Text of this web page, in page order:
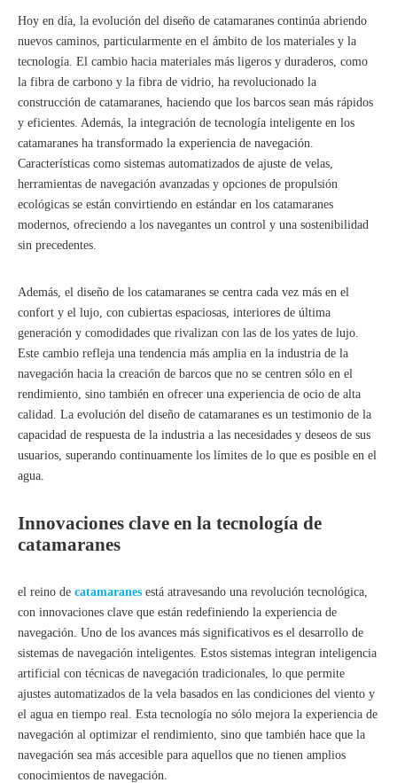
Hoy en día, la evolución del diseño de catamaranes continúa abriendo
nuevos caminos, particularmente en el ámbito de los materiales y la
tecnología. El cambio hacia materiales más ligeros y duraderos, como
la fibra de carbono y la fibra de vidrio, ha revolucionado la
construcción de catamaranes, haciendo que los barcos sean más rápidos
y eficientes. Además, la integración de tecnología inteligente en los
catamaranes ha transformado la experiencia de navegación.
Características como sistemas automatizados de ajuste de velas,
herramientas de navegación avanzadas y opciones de propulsión
ecológicas se están convirtiendo en estándar en los catamaranes
modernos, ofreciendo a los navegantes un control y una sostenibilidad
sin precedentes.
Además, el diseño de los catamaranes se centra cada vez más en el
confort y el lujo, con cubiertas espaciosas, interiores de última
generación y comodidades que rivalizan con las de los yates de lujo.
Este cambio refleja una tendencia más amplia en la industria de la
navegación hacia la creación de barcos que no se centren sólo en el
rendimiento, sino también en ofrecer una experiencia de ocio de alta
calidad. La evolución del diseño de catamaranes es un testimonio de la
capacidad de respuesta de la industria a las necesidades y deseos de sus
usuarios, superando continuamente los límites de lo que es posible en el
agua.
Innovaciones clave en la tecnología de
catamaranes
el reino de catamaranes está atravesando una revolución tecnológica,
con innovaciones clave que están redefiniendo la experiencia de
navegación. Uno de los avances más significativos es el desarrollo de
sistemas de navegación inteligentes. Estos sistemas integran inteligencia
artificial con técnicas de navegación tradicionales, lo que permite
ajustes automatizados de la vela basados ​​en las condiciones del viento y
el agua en tiempo real. Esta tecnología no sólo mejora la experiencia de
navegación al optimizar el rendimiento, sino que también hace que la
navegación sea más accesible para aquellos que no tienen amplios
conocimientos de navegación.